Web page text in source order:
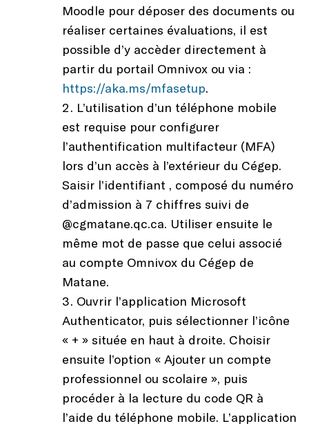
Moodle pour déposer des documents ou
réaliser certaines évaluations, il est
possible d’y accèder directement à
partir du portail Omnivox ou via :
https://aka.ms/mfasetup.
L’utilisation d’un téléphone mobile
est requise pour configurer
l’authentification multifacteur (MFA)
lors d’un accès à l’extérieur du Cégep.
Saisir l’identifiant , composé du numéro
d’admission à 7 chiffres suivi de
@cgmatane.qc.ca. Utiliser ensuite le
même mot de passe que celui associé
au compte Omnivox du Cégep de
Matane.
Ouvrir l’application Microsoft
Authenticator, puis sélectionner l’icône
« + » située en haut à droite. Choisir
ensuite l’option « Ajouter un compte
professionnel ou scolaire », puis
procéder à la lecture du code QR à
l’aide du téléphone mobile. L’application